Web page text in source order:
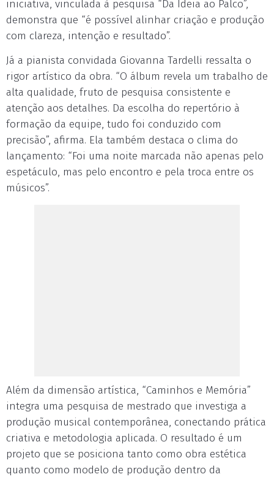
iniciativa, vinculada à pesquisa “Da Ideia ao Palco”,
demonstra que “é possível alinhar criação e produção
com clareza, intenção e resultado”.
Já a pianista convidada Giovanna Tardelli ressalta o
rigor artístico da obra. “O álbum revela um trabalho de
alta qualidade, fruto de pesquisa consistente e
atenção aos detalhes. Da escolha do repertório à
formação da equipe, tudo foi conduzido com
precisão”, afirma. Ela também destaca o clima do
lançamento: “Foi uma noite marcada não apenas pelo
espetáculo, mas pelo encontro e pela troca entre os
músicos”.
Além da dimensão artística, “Caminhos e Memória”
integra uma pesquisa de mestrado que investiga a
produção musical contemporânea, conectando prática
criativa e metodologia aplicada. O resultado é um
projeto que se posiciona tanto como obra estética
quanto como modelo de produção dentro da